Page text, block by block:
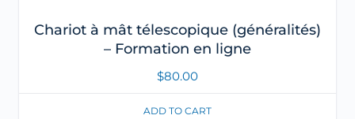
Chariot à mât télescopique (généralités)
– Formation en ligne
$80.00
ADD TO CART